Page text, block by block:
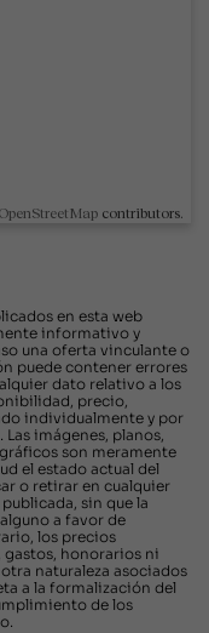
OpenStreetMap contributors.
en esta web
informativo y
una oferta vinculante o
puede contener errores
dato relativo a los
precio,
individualmente y por
imágenes, planos,
son meramente
el estado actual del
o retirar en cualquier
sin que la
a favor de
los precios
honorarios ni
naturaleza asociados
a la formalización del
de los